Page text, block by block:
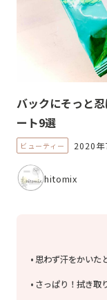
バックにそっと
ート9選
ビューティー 2020年
hitomix
思わず汗をかいた
さっぱり！拭き取